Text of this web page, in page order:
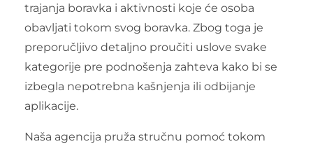
trajanja boravka i aktivnosti koje će osoba
obavljati tokom svog boravka. Zbog toga je
preporučljivo detaljno proučiti uslove svake
kategorije pre podnošenja zahteva kako bi se
izbegla nepotrebna kašnjenja ili odbijanje
aplikacije.
Naša agencija pruža stručnu pomoć tokom